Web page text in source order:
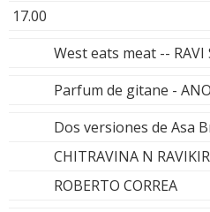
17.00
West eats meat -- RAVI
Parfum de gitane -
Dos versiones de Asa
CHITRAVINA N
ROBERTO CORREA